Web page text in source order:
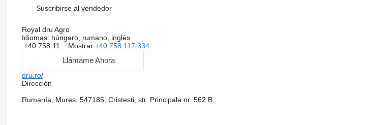
Suscribirse al vendedor
Royal dru Agro
Idiomas: húngaro, rumano, inglés
+40 758 11... Mostrar +40 758 117 334
Llámame Ahora
dru.ro/
Dirección
Rumanía, Mures, 547185, Cristesti, str. Principala nr. 562 B